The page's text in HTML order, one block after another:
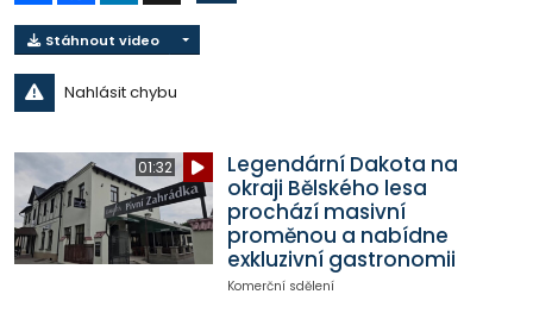
Stáhnout video
Nahlásit chybu
01:32
Legendární Dakota na
okraji Bělského lesa
prochází masivní
proměnou a nabídne
exkluzivní gastronomii
Komerční sdělení